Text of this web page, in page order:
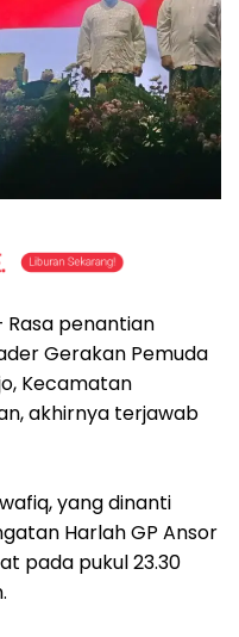
Rasa penantian
Gerakan Pemuda
Kecamatan
akhirnya terjawab
yang dinanti
Harlah GP Ansor
pada pukul 23.30